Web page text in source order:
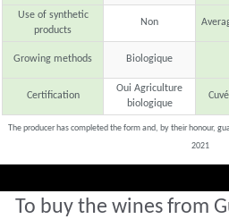
Use of synthetic
products
Non
Growing methods Biologique
Certification
Oui Agriculture
biologique
The producer has completed the form and, by their honour,
2021
To buy the wines from